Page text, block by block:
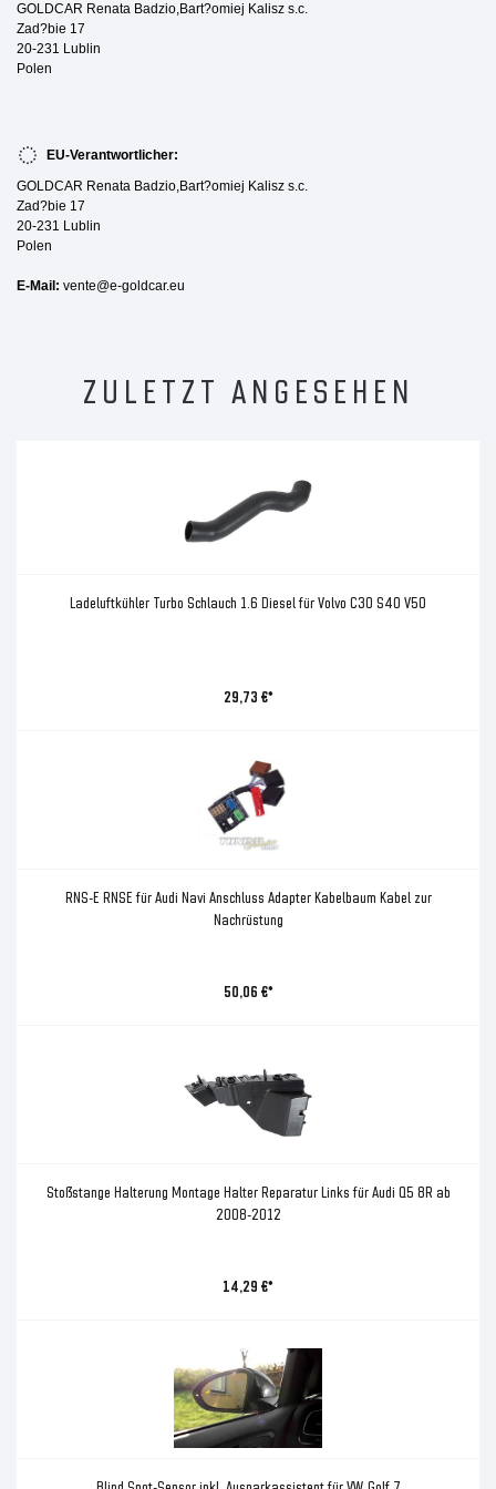
GOLDCAR Renata Badzio,Bart?omiej Kalisz s.c.
Zad?bie 17
20-231 Lublin
Polen
EU-Verantwortlicher:
GOLDCAR Renata Badzio,Bart?omiej Kalisz s.c.
Zad?bie 17
20-231 Lublin
Polen
E-Mail: vente@e-goldcar.eu
ZULETZT ANGESEHEN
Ladeluftkühler Turbo Schlauch 1.6 Diesel für Volvo C30 S40 V50
29,73 €*
RNS-E RNSE für Audi Navi Anschluss Adapter Kabelbaum Kabel zur
Nachrüstung
50,06 €*
Stoßstange Halterung Montage Halter Reparatur Links für Audi Q5 8R ab
2008-2012
14,29 €*